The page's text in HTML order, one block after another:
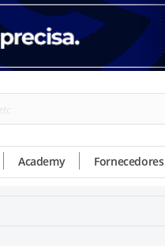
Academy Fornecedores